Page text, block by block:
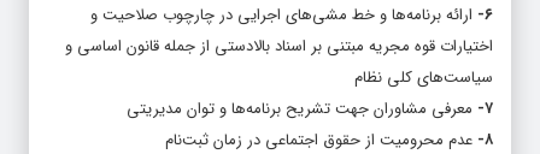
۶- ارائه برنامه‌ها و خط مشی‌های اجرایی در چارچوب صلاحیت و
اختیارات قوه مجریه مبتنی بر اسناد بالادستی از جمله قانون اساسی و
سیاست‌های کلی نظام
۷- معرفی مشاوران جهت تشریح برنامه‌ها و توان مدیریتی
۸- عدم محرومیت از حقوق اجتماعی در زمان ثبت‌نام